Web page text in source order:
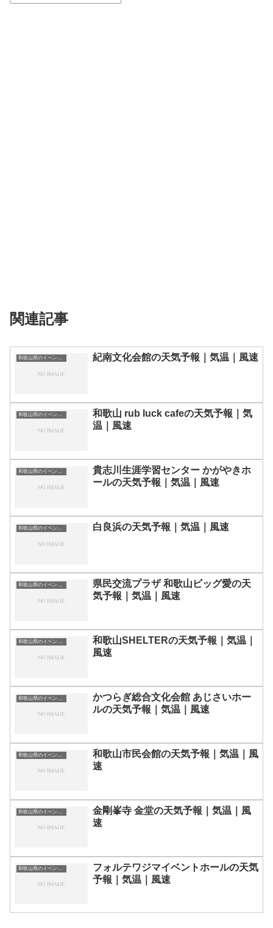
関連記事
和歌山県のイベント会場一覧 紀南文化会館の天気予報｜気温｜風速
和歌山県のイベント会場一覧
和歌山 rub luck cafeの天気予報｜気
温｜風速
和歌山県のイベント会場一覧
貴志川生涯学習センター かがやきホ
ールの天気予報｜気温｜風速
和歌山県のイベント会場一覧 白良浜の天気予報｜気温｜風速
和歌山県のイベント会場一覧
県民交流プラザ 和歌山ビッグ愛の天
気予報｜気温｜風速
和歌山県のイベント会場一覧
和歌山SHELTERの天気予報｜気温｜
風速
和歌山県のイベント会場一覧
かつらぎ総合文化会館 あじさいホー
ルの天気予報｜気温｜風速
和歌山市民会館の天気予報｜気温｜風
速
金剛峯寺 金堂の天気予報｜気温｜風
速
フォルテワジマイベントホールの天気
予報｜気温｜風速